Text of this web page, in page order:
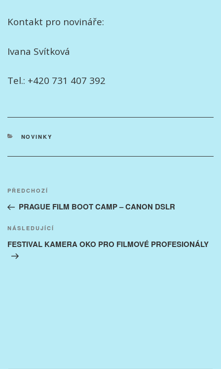
Kontakt pro novináře:
Ivana Svítková
Tel.: +420 731 407 392
RUBRIKY
NOVINKY
Navigace
příspěvek
Předchozí
příspěvek
PŘEDCHOZÍ
PRAGUE FILM BOOT CAMP – CANON DSLR
Následující
příspěvek
NÁSLEDUJÍCÍ
FESTIVAL KAMERA OKO PRO FILMOVÉ PROFESIONÁLY